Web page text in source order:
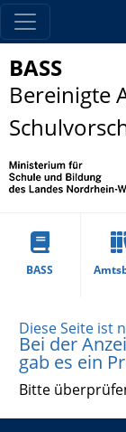
BASS
Bereinigte
BASS
Diese Seite ist
Bei der
gab es ein
Bitte